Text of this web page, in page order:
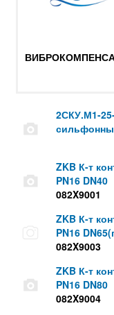
2СКУ.М1-
ZKB К-т
PN16 DN40
082X9001
ZKB К-т
PN16
082X9003
ZKB К-т
PN16 DN80
082X9004